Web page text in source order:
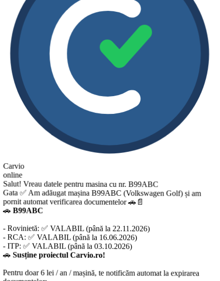
Vreau datele pentru masina cu nr. B99ABC
✅ Am adăugat mașina B99ABC (Volkswagen Golf) și am
automat verificarea documentelor 🚗📄
B99ABC
Rovinietă: ✅ VALABIL (până la 22.11.2026)
RCA: ✅ VALABIL (până la 16.06.2026)
ITP: ✅ VALABIL (până la 03.10.2026)
Susține proiectul Carvio.ro!
doar 6 lei / an / mașină, te notificăm automat la expirarea